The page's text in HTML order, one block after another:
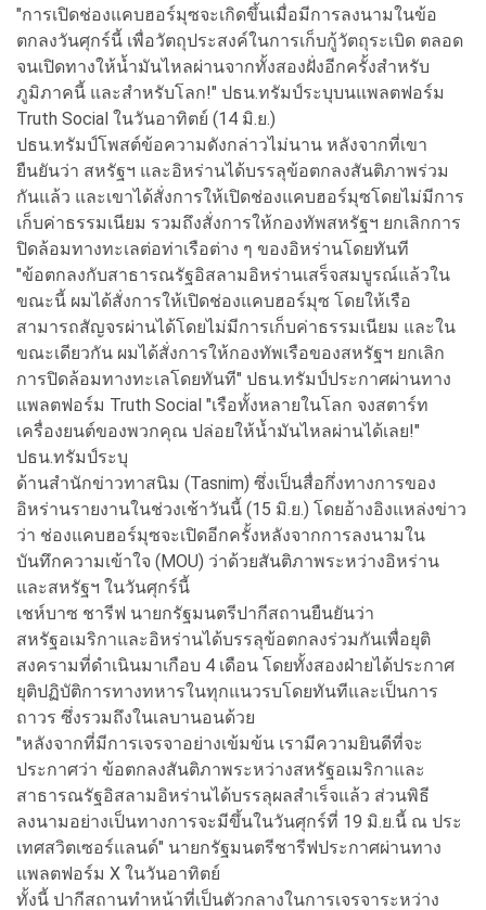
"การเปิดช่องแคบฮอร์มุซจะเกิดขึ้นเมื่อมีการลงนามในข้อ
ตกลงวันศุกร์นี้ เพื่อวัตถุประสงค์ในการเก็บกู้วัตถุระเบิด ตลอด
จนเปิดทางให้น้ำมันไหลผ่านจากทั้งสองฝั่งอีกครั้งสำหรับ
ภูมิภาคนี้ และสำหรับโลก!" ปธน.ทรัมป์ระบุบนแพลตฟอร์ม
Truth Social ในวันอาทิตย์ (14 มิ.ย.)
ปธน.ทรัมป์โพสต์ข้อความดังกล่าวไม่นาน หลังจากที่เขา
ยืนยันว่า สหรัฐฯ และอิหร่านได้บรรลุข้อตกลงสันติภาพร่วม
กันแล้ว และเขาได้สั่งการให้เปิดช่องแคบฮอร์มุซโดยไม่มีการ
เก็บค่าธรรมเนียม รวมถึงสั่งการให้กองทัพสหรัฐฯ ยกเลิกการ
ปิดล้อมทางทะเลต่อท่าเรือต่าง ๆ ของอิหร่านโดยทันที
"ข้อตกลงกับสาธารณรัฐอิสลามอิหร่านเสร็จสมบูรณ์แล้วใน
ขณะนี้ ผมได้สั่งการให้เปิดช่องแคบฮอร์มุซ โดยให้เรือ
สามารถสัญจรผ่านได้โดยไม่มีการเก็บค่าธรรมเนียม และใน
ขณะเดียวกัน ผมได้สั่งการให้กองทัพเรือของสหรัฐฯ ยกเลิก
การปิดล้อมทางทะเลโดยทันที" ปธน.ทรัมป์ประกาศผ่านทาง
แพลตฟอร์ม Truth Social "เรือทั้งหลายในโลก จงสตาร์ท
เครื่องยนต์ของพวกคุณ ปล่อยให้น้ำมันไหลผ่านได้เลย!"
ปธน.ทรัมป์ระบุ
ด้านสำนักข่าวทาสนิม (Tasnim) ซึ่งเป็นสื่อกึ่งทางการของ
อิหร่านรายงานในช่วงเช้าวันนี้ (15 มิ.ย.) โดยอ้างอิงแหล่งข่าว
ว่า ช่องแคบฮอร์มุซจะเปิดอีกครั้งหลังจากการลงนามใน
บันทึกความเข้าใจ (MOU) ว่าด้วยสันติภาพระหว่างอิหร่าน
และสหรัฐฯ ในวันศุกร์นี้
เชห์บาซ ชารีฟ นายกรัฐมนตรีปากีสถานยืนยันว่า
สหรัฐอเมริกาและอิหร่านได้บรรลุข้อตกลงร่วมกันเพื่อยุติ
สงครามที่ดำเนินมาเกือบ 4 เดือน โดยทั้งสองฝ่ายได้ประกาศ
ยุติปฏิบัติการทางทหารในทุกแนวรบโดยทันทีและเป็นการ
ถาวร ซึ่งรวมถึงในเลบานอนด้วย
"หลังจากที่มีการเจรจาอย่างเข้มข้น เรามีความยินดีที่จะ
ประกาศว่า ข้อตกลงสันติภาพระหว่างสหรัฐอเมริกาและ
สาธารณรัฐอิสลามอิหร่านได้บรรลุผลสำเร็จแล้ว ส่วนพิธี
ลงนามอย่างเป็นทางการจะมีขึ้นในวันศุกร์ที่ 19 มิ.ย.นี้ ณ ประ
เทศสวิตเซอร์แลนด์" นายกรัฐมนตรีชารีฟประกาศผ่านทาง
แพลตฟอร์ม X ในวันอาทิตย์
ทั้งนี้ ปากีสถานทำหน้าที่เป็นตัวกลางในการเจรจาระหว่าง